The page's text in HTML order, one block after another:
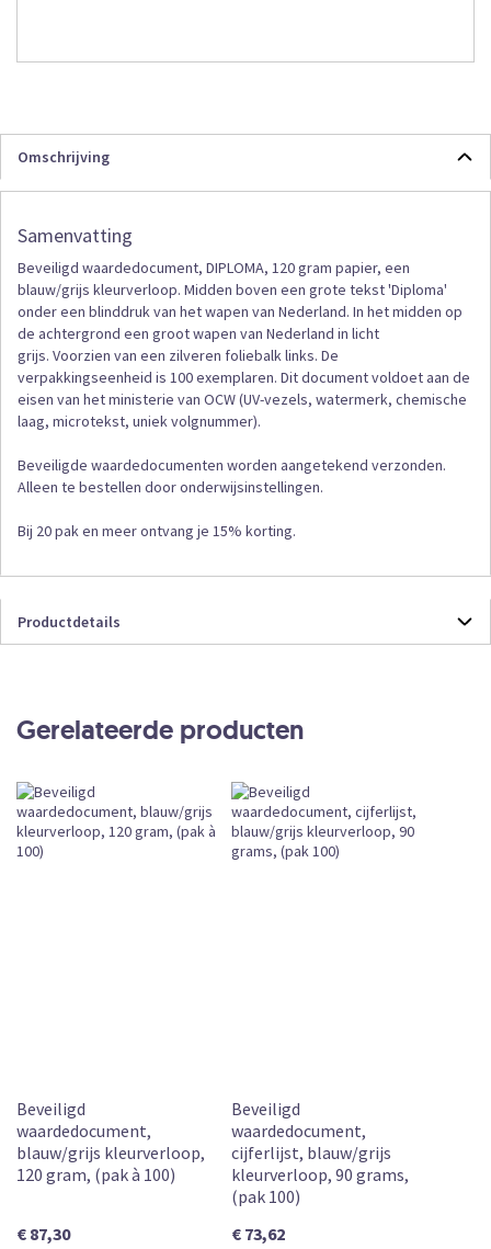
Omschrijving
Samenvatting
Beveiligd waardedocument, DIPLOMA, 120 gram papier, een
blauw/grijs kleurverloop. Midden boven een grote tekst 'Diploma'
onder een blinddruk van het wapen van Nederland. In het midden op
de achtergrond een groot wapen van Nederland in licht
grijs. Voorzien van een zilveren foliebalk links. De
verpakkingseenheid is 100 exemplaren. Dit document voldoet aan de
eisen van het ministerie van OCW (UV-vezels, watermerk, chemische
laag, microtekst, uniek volgnummer).
Beveiligde waardedocumenten worden aangetekend verzonden.
Alleen te bestellen door onderwijsinstellingen.
Bij 20 pak en meer ontvang je 15% korting.
Productdetails
1
Beveiligd waardedocument diploma blauw/grijs
Vandaag vóór 12:00 uur besteld, vandaag
verzonden
Gerelateerde producten
Beveiligd
waardedocument,
blauw/grijs kleurverloop,
120 gram, (pak à 100)
€ 87,30
Beveiligd
waardedocument,
cijferlijst, blauw/grijs
kleurverloop, 90 grams,
(pak 100)
€ 73,62